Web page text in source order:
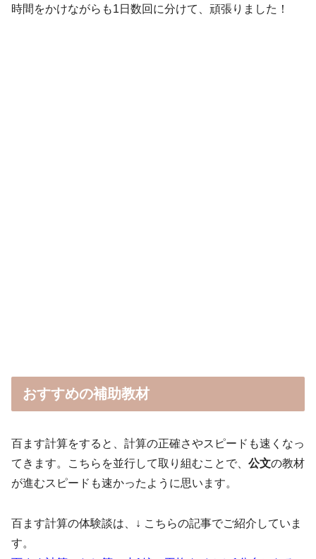
時間をかけながらも1日数回に分けて、頑張りました！
おすすめの補助教材
百ます計算をすると、計算の正確さやスピードも速くなっ
てきます。こちらを並行して取り組むことで、 公文の教材
が進むスピードも速かったように思います。
百ます計算の体験談は、↓ こちらの記事でご紹介していま
す。